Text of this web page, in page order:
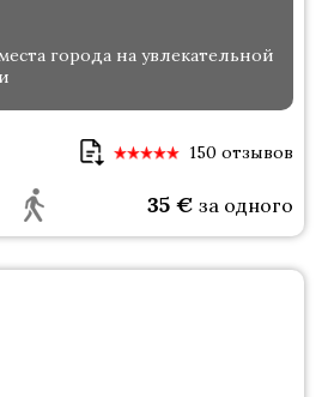
города на увлекательной
150 отзывов
35 € за одного